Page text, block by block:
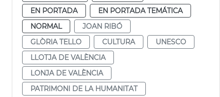
EN PORTADA
EN PORTADA TEMÁTICA
NORMAL
JOAN RIBÓ
GLÒRIA TELLO
CULTURA
UNESCO
LLOTJA DE VALÈNCIA
LONJA DE VALÈNCIA
PATRIMONI DE LA HUMANITAT